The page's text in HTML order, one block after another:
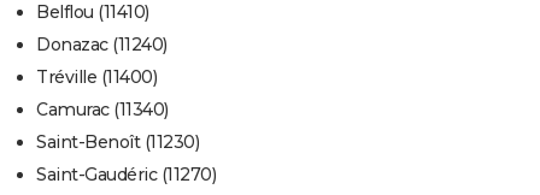
Belflou (11410)
Donazac (11240)
Tréville (11400)
Camurac (11340)
Saint-Benoît (11230)
Saint-Gaudéric (11270)